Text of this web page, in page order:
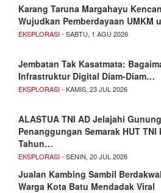
Karang Taruna Margahayu
Wujudkan Pemberdayaan UMKM
EKSPLORASI- SABTU, 1 AGU 2026
Jembatan Tak Kasatmata:
Infrastruktur Digital Diam-Diam…
EKSPLORASI- KAMIS, 23 JUL 2026
ALASTUA TNI AD Jelajahi Gunung
Penanggungan Semarak HUT TNI
Tahun…
EKSPLORASI- SENIN, 20 JUL 2026
Jualan Kambing Sambil
Warga Kota Batu Mendadak Viral